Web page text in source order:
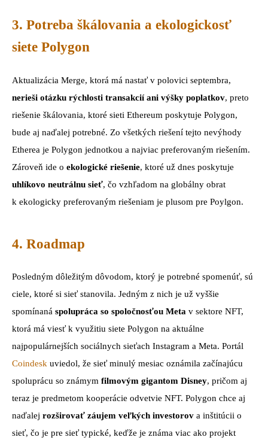
3. Potreba škálovania a ekologickosť
siete Polygon
Aktualizácia Merge, ktorá má nastať v polovici septembra,
nerieši otázku rýchlosti transakcií ani výšky poplatkov, preto
riešenie škálovania, ktoré sieti Ethereum poskytuje Polygon,
bude aj naďalej potrebné. Zo všetkých riešení tejto nevýhody
Etherea je Polygon jednotkou a najviac preferovaným riešením.
Zároveň ide o ekologické riešenie, ktoré už dnes poskytuje
uhlíkovo neutrálnu sieť, čo vzhľadom na globálny obrat
k ekologicky preferovaným riešeniam je plusom pre Poylgon.
4. Roadmap
Posledným dôležitým dôvodom, ktorý je potrebné spomenúť, sú
ciele, ktoré si sieť stanovila. Jedným z nich je už vyššie
spomínaná spolupráca so spoločnosťou Meta v sektore NFT,
ktorá má viesť k využitiu siete Polygon na aktuálne
najpopulárnejších sociálnych sieťach Instagram a Meta. Portál
Coindesk uviedol, že sieť minulý mesiac oznámila začínajúcu
spoluprácu so známym filmovým gigantom Disney, pričom aj
teraz je predmetom kooperácie odvetvie NFT. Polygon chce aj
naďalej rozširovať záujem veľkých investorov a inštitúcii o
sieť, čo je pre sieť typické, keďže je známa viac ako projekt